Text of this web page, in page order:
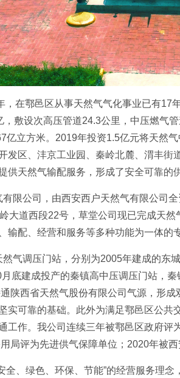
在鄠邑区从事天然气气化事业已有17
敷设次高压管道24.3公里，中压燃气
亿立方米。2019年投资1.5亿元将天然
发区、沣京工业园、秦岭北麓、渭丰
天然气输配服务，形成了安全可靠的
限公司，由西安西户天然气有限公司
大道西段22号，草堂公司现已完成天
配、经营和服务等多种功能为一体的
气调压门站，分别为2005年建成的东
底建成投产的秦镇高中压调压门站，
陕西省天然气股份有限公司气源，形
实可靠的基础。此外为满足鄠邑区公
工作。我公司连续三年被鄠邑区政府
局评为先进供气保障单位；2020年被
、绿色、环保、节能”的经营服务理